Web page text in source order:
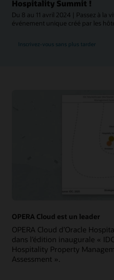
Hospitality Summit !
Du 8 au 11 avril 2024 | Passez à la
événement unique créé par les
Inscrivez-vous sans plus tarder
OPERA Cloud est un leader
OPERA Cloud d’Oracle
dans l’édition inaugurale «
Hospitality Property
Assessment ».